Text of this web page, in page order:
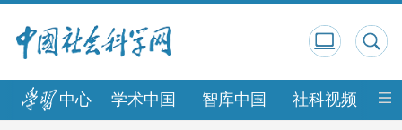
中心 学术中国 智库中国 社科视频 中